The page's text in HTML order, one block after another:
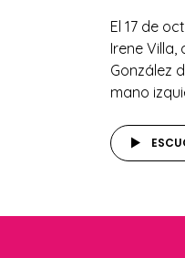
El 17 de
Irene
González
mano